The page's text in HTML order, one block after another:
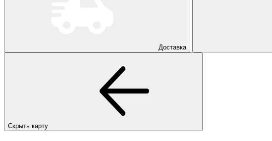
Доставка
Скрыть карту